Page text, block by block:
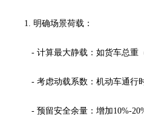
1. 明确场景荷载：
- 计算最大静载：如货车总重
- 考虑动载系数：机动车通行
- 预留安全余量：增加10%-